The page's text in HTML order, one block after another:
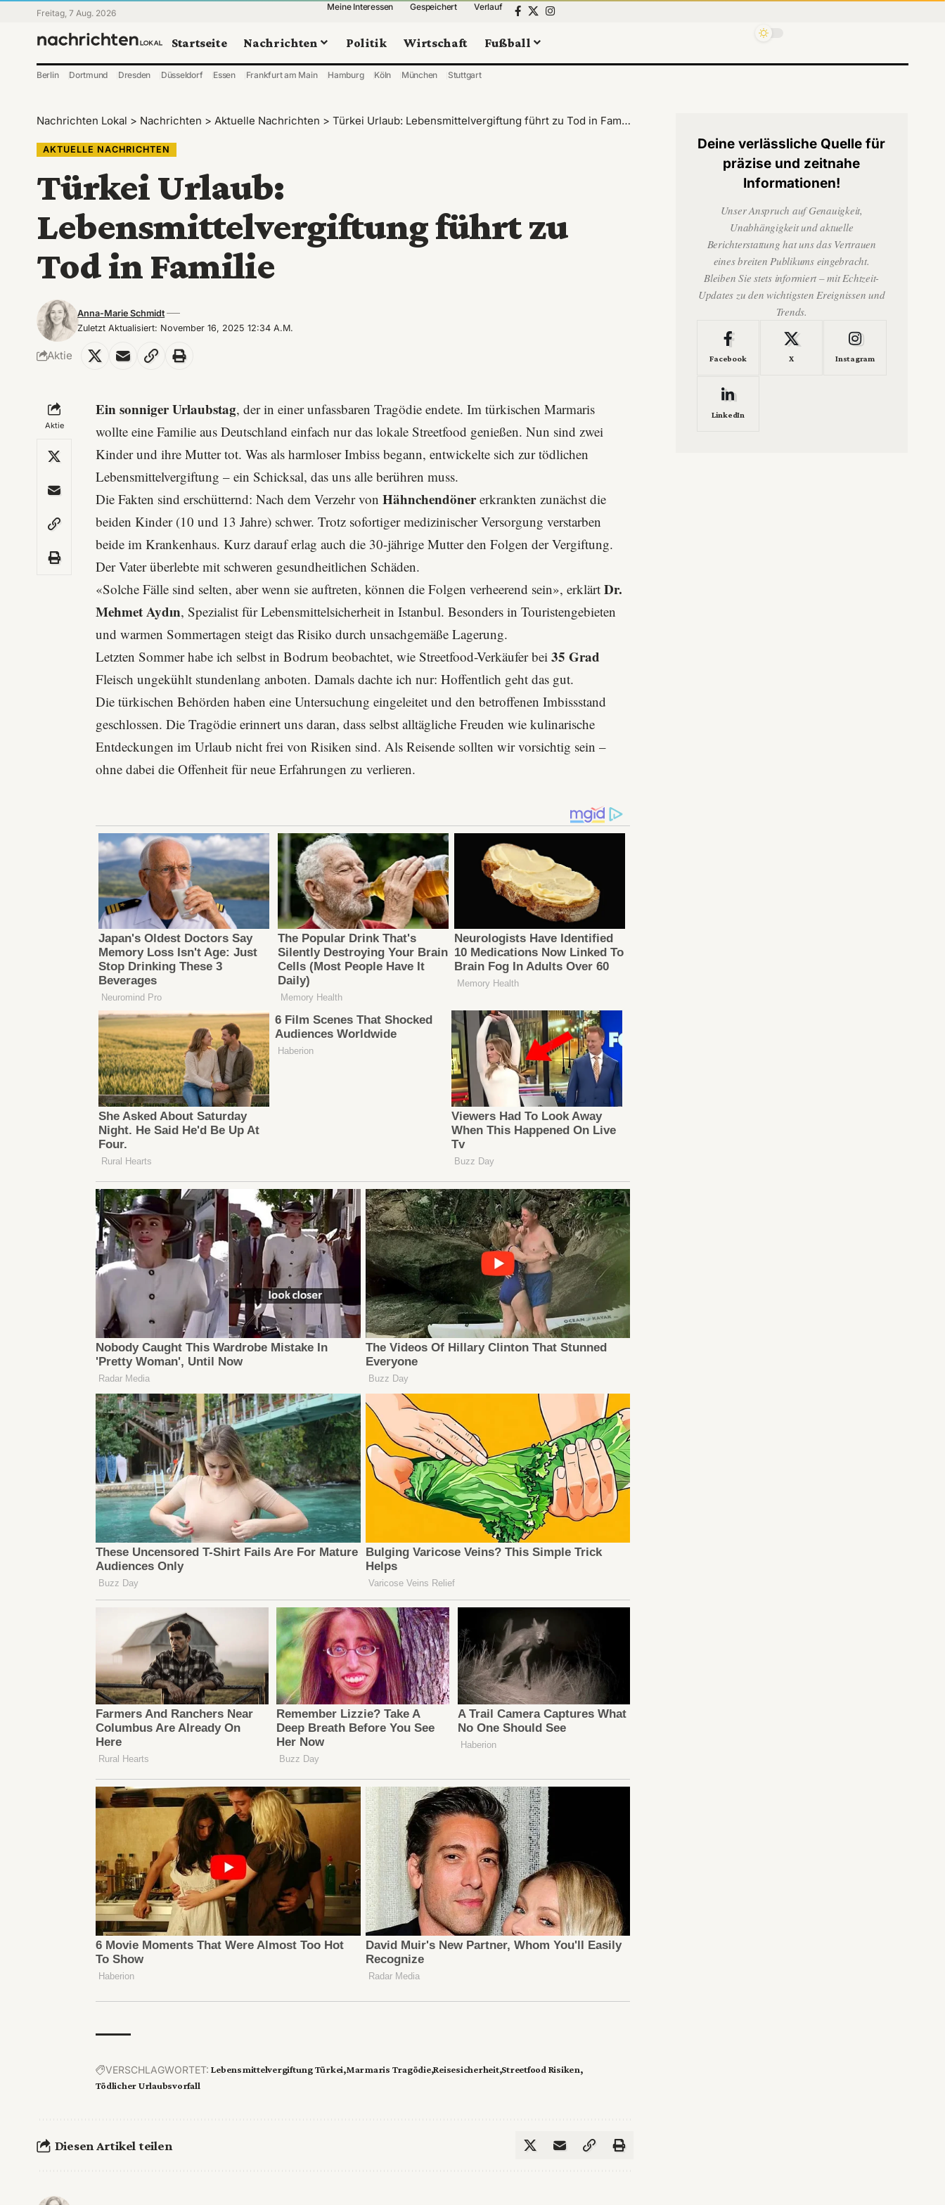
Freitag, 7 Aug. 2026
Meine Interessen Gespeichert Verlauf
Startseite Nachrichten Politik Wirtschaft Fußball
Berlin Dortmund Dresden Düsseldorf Essen Frankfurt am Main Hamburg Köln München Stuttgart
Nachrichten Lokal > Nachrichten > Aktuelle Nachrichten > Türkei Urlaub: Lebensmittelvergiftung führt zu Tod in Familie
AKTUELLE NACHRICHTEN
Türkei Urlaub:
Lebensmittelvergiftung führt zu
Tod in Familie
Zuletzt Aktualisiert: November 16, 2025 12:34 A.m.
Anna-Marie Schmidt
Aktie
Aktie
Ein sonniger Urlaubstag, der in einer unfassbaren Tragödie endete. Im türkischen Marmaris
wollte eine Familie aus Deutschland einfach nur das lokale Streetfood genießen. Nun sind zwei
Kinder und ihre Mutter tot. Was als harmloser Imbiss begann, entwickelte sich zur tödlichen
Lebensmittelvergiftung – ein Schicksal, das uns alle berühren muss.
Die Fakten sind erschütternd: Nach dem Verzehr vonHähnchendönererkrankten zunächst die
beiden Kinder (10 und 13 Jahre) schwer. Trotz sofortiger medizinischer Versorgung verstarben
beide im Krankenhaus. Kurz darauf erlag auch die 30-jährige Mutter den Folgen der Vergiftung.
Der Vater überlebte mit schweren gesundheitlichen Schäden.
«Solche Fälle sind selten, aber wenn sie auftreten, können die Folgen verheerend sein», erklärtDr.
Mehmet Aydın, Spezialist für Lebensmittelsicherheit in Istanbul. Besonders in Touristengebieten
und warmen Sommertagen steigt das Risiko durch unsachgemäße Lagerung.
Letzten Sommer habe ich selbst in Bodrum beobachtet, wie Streetfood-Verkäufer bei35 Grad
Fleisch ungekühlt stundenlang anboten. Damals dachte ich nur: Hoffentlich geht das gut.
Die türkischen Behörden haben eine Untersuchung eingeleitet und den betroffenen Imbissstand
geschlossen. Die Tragödie erinnert uns daran, dass selbst alltägliche Freuden wie kulinarische
Entdeckungen im Urlaub nicht frei von Risiken sind. Als Reisende sollten wir vorsichtig sein –
ohne dabei die Offenheit für neue Erfahrungen zu verlieren.
VERSCHLAGWORTET: Lebensmittelvergiftung Türkei Marmaris Tragödie Reisesicherheit Streetfood Risiken
Tödlicher Urlaubsvorfall
Diesen Artikel teilen
Deine verlässliche Quelle für
präzise und zeitnahe
Informationen!
Unser Anspruch auf Genauigkeit,
Unabhängigkeit und aktuelle
Berichterstattung hat uns das Vertrauen
eines breiten Publikums eingebracht.
Bleiben Sie stets informiert – mit Echtzeit-
Updates zu den wichtigsten Ereignissen und
Trends.
Facebook X Instagram
LinkedIn